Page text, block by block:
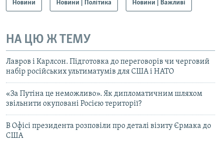
Новини Новини | Політика Новини | Важливі
НА ЦЮ Ж ТЕМУ
Лавров і Карлсон. Підготовка до переговорів чи черговий
набір російських ультиматумів для США і НАТО
«За Путіна це неможливо». Як дипломатичним шляхом
звільнити окуповані Росією території?
В Офісі президента розповіли про деталі візиту Єрмака до
США